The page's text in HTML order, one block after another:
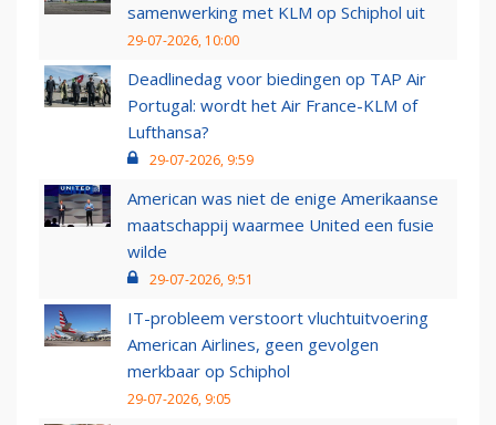
samenwerking met KLM op Schiphol uit
29-07-2026, 10:00
Deadlinedag voor biedingen op TAP Air
Portugal: wordt het Air France-KLM of
Lufthansa?
29-07-2026, 9:59
American was niet de enige Amerikaanse
maatschappij waarmee United een fusie
wilde
29-07-2026, 9:51
IT-probleem verstoort vluchtuitvoering
American Airlines, geen gevolgen
merkbaar op Schiphol
29-07-2026, 9:05